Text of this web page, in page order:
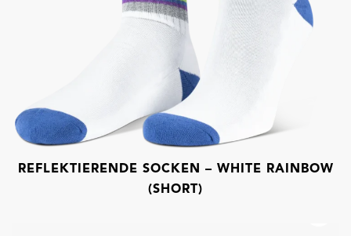
REFLEKTIERENDE SOCKEN – WHITE RAINBOW
(SHORT)